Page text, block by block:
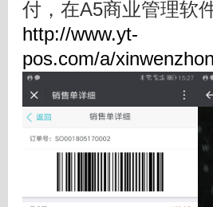
付，在A5商业管理软
http://www.yt-
pos.com/a/